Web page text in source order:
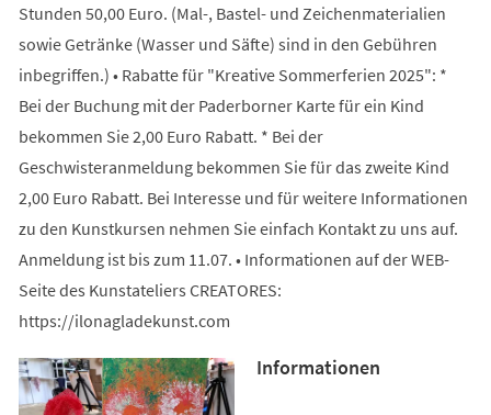
Stunden 50,00 Euro. (Mal-, Bastel- und Zeichenmaterialien
sowie Getränke (Wasser und Säfte) sind in den Gebühren
inbegriffen.) • Rabatte für "Kreative Sommerferien 2025": *
Bei der Buchung mit der Paderborner Karte für ein Kind
bekommen Sie 2,00 Euro Rabatt. * Bei der
Geschwisteranmeldung bekommen Sie für das zweite Kind
2,00 Euro Rabatt. Bei Interesse und für weitere Informationen
zu den Kunstkursen nehmen Sie einfach Kontakt zu uns auf.
Anmeldung ist bis zum 11.07. • Informationen auf der WEB-
Seite des Kunstateliers CREATORES:
https://ilonagladekunst.com
Informationen